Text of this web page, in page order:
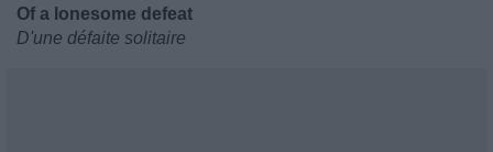
Of a lonesome defeat
D'une défaite solitaire